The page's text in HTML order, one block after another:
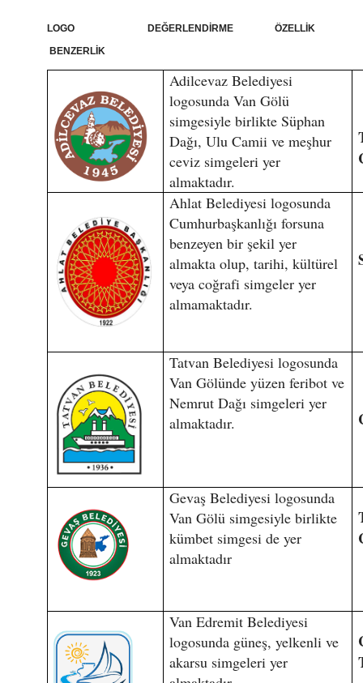
LOGO DEĞERLENDİRME ÖZELLİK
BENZERLİK
Adilcevaz Belediyesi
logosunda Van Gölü
simgesiyle birlikte Süphan
Dağı, Ulu Camii ve meşhur
ceviz simgeleri yer
almaktadır.
Ahlat Belediyesi logosunda
Cumhurbaşkanlığı forsuna
benzeyen bir şekil yer
almakta olup, tarihi, kültürel
veya coğrafi simgeler yer
almamaktadır.
Tatvan Belediyesi logosunda
Van Gölünde yüzen feribot ve
Nemrut Dağı simgeleri yer
almaktadır.
Gevaş Belediyesi logosunda
Van Gölü simgesiyle birlikte
kümbet simgesi de yer
almaktadır
Van Edremit Belediyesi
logosunda güneş, yelkenli ve
akarsu simgeleri yer